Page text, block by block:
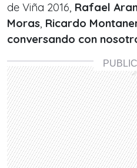
de Viña 2016, Rafael
Moras, Ricardo
conversando con